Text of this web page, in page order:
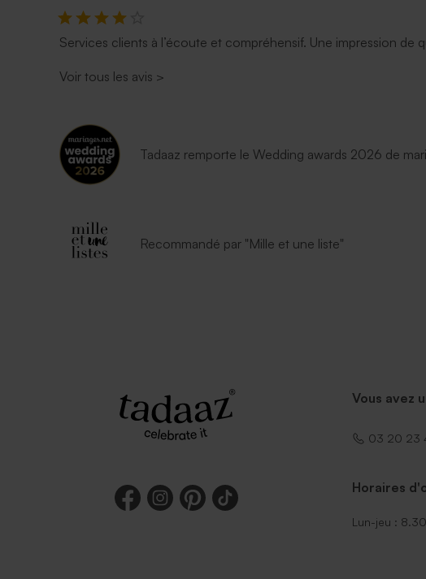
Services clients à l’écoute et compréhensif. Une impression de
Voir tous les avis >
Tadaaz remporte le Wedding awards 2026 de
Recommandé par "Mille et une liste"
Vous avez
03 20 23
Horaires
Lun-jeu :